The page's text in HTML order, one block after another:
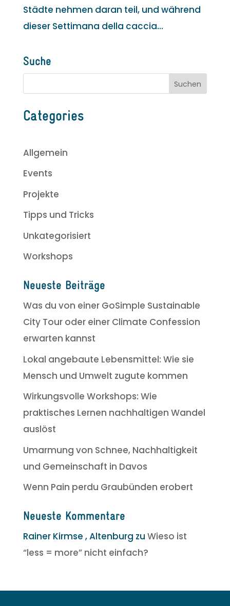
Städte nehmen daran teil, und während
dieser Settimana della caccia...
Suche
Categories
Allgemein
Events
Projekte
Tipps und Tricks
Unkategorisiert
Workshops
Neueste Beiträge
Was du von einer GoSimple Sustainable
City Tour oder einer Climate Confession
erwarten kannst
Lokal angebaute Lebensmittel: Wie sie
Mensch und Umwelt zugute kommen
Wirkungsvolle Workshops: Wie
praktisches Lernen nachhaltigen Wandel
auslöst
Umarmung von Schnee, Nachhaltigkeit
und Gemeinschaft in Davos
Wenn Pain perdu Graubünden erobert
Neueste Kommentare
Rainer Kirmse , Altenburg zu Wieso ist
“less = more” nicht einfach?